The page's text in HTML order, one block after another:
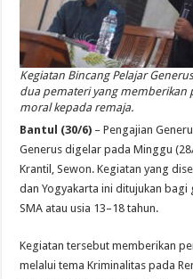
Kegiatan Bincang Pelajar
dua pemateri yang memberikan
moral kepada remaja.
Bantul (30/6) – Pengajian
Generus digelar pada Minggu
Krantil, Sewon. Kegiatan yang
dan Yogyakarta ini ditujukan bagi
SMA atau usia 13–18 tahun.
Kegiatan tersebut memberikan
melalui tema Kriminalitas pada